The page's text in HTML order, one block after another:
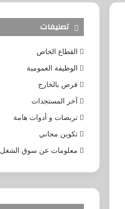
تصنيفات
القطاع الخاص
الوظيفة العمومية
فرص بالخارج
آخر المستجدات
تربصات و أدوات هامة
تكوين مجاني
معلومات عن سوق الشغل